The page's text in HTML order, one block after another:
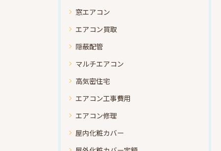
窓エアコン
エアコン買取
隠蔽配管
マルチエアコン
高気密住宅
エアコン工事費用
エアコン修理
屋内化粧カバー